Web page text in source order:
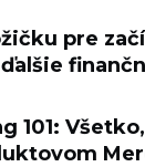
pre
101: